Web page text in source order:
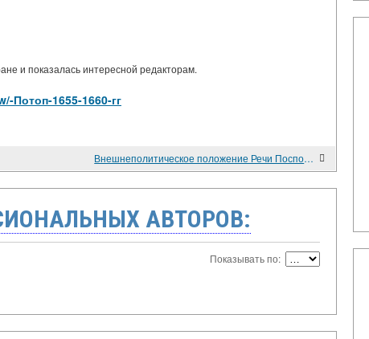
и показалась интересной редакторам.
Потоп-1655-1660-гг
Внешнеполитическое положение Речи Посполитой во второй половине XVII — первой половине XVIII в. Война с Россией 1654—1667 гг.
АВТОРОВ:
Показывать по: